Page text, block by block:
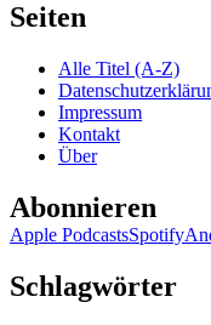
Seiten
Alle Titel (A-Z)
Impressum
Kontakt
Über
Abonnieren
Apple PodcastsSpotify
Schlagwörter